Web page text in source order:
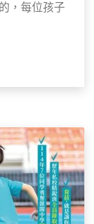
，每位孩子
感到資訊繁
，無論孩子
找到最貼近
課程
活動與案例
，並轉化成